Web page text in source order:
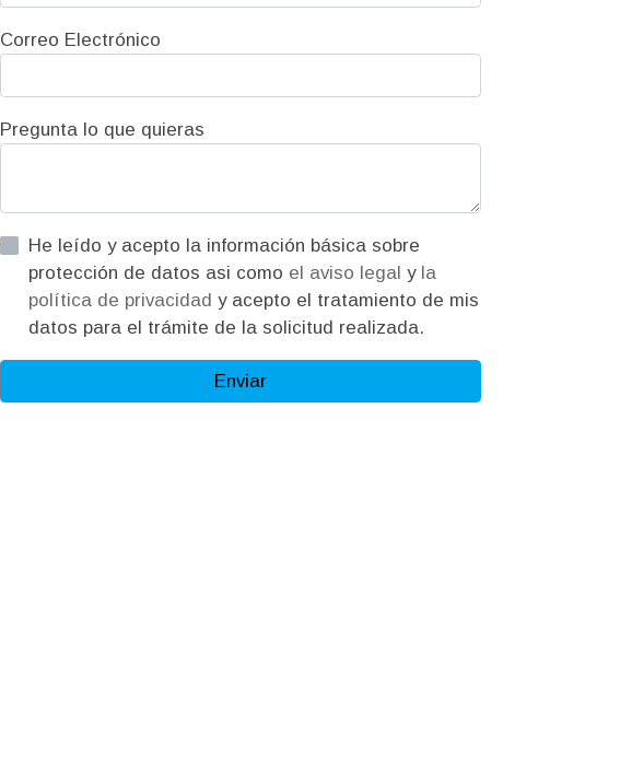
Correo Electrónico
Pregunta lo que quieras
He leído y acepto la información básica sobre
protección de datos asi como el aviso legal y la
política de privacidad y acepto el tratamiento de mis
datos para el trámite de la solicitud realizada.
Enviar